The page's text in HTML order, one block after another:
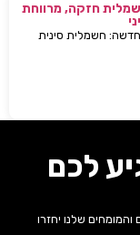
חשמלית חזקה, מרווחת
חדשה: חשמלית סינית
לערער את מתחרות
לכם
שלנו יחזרו